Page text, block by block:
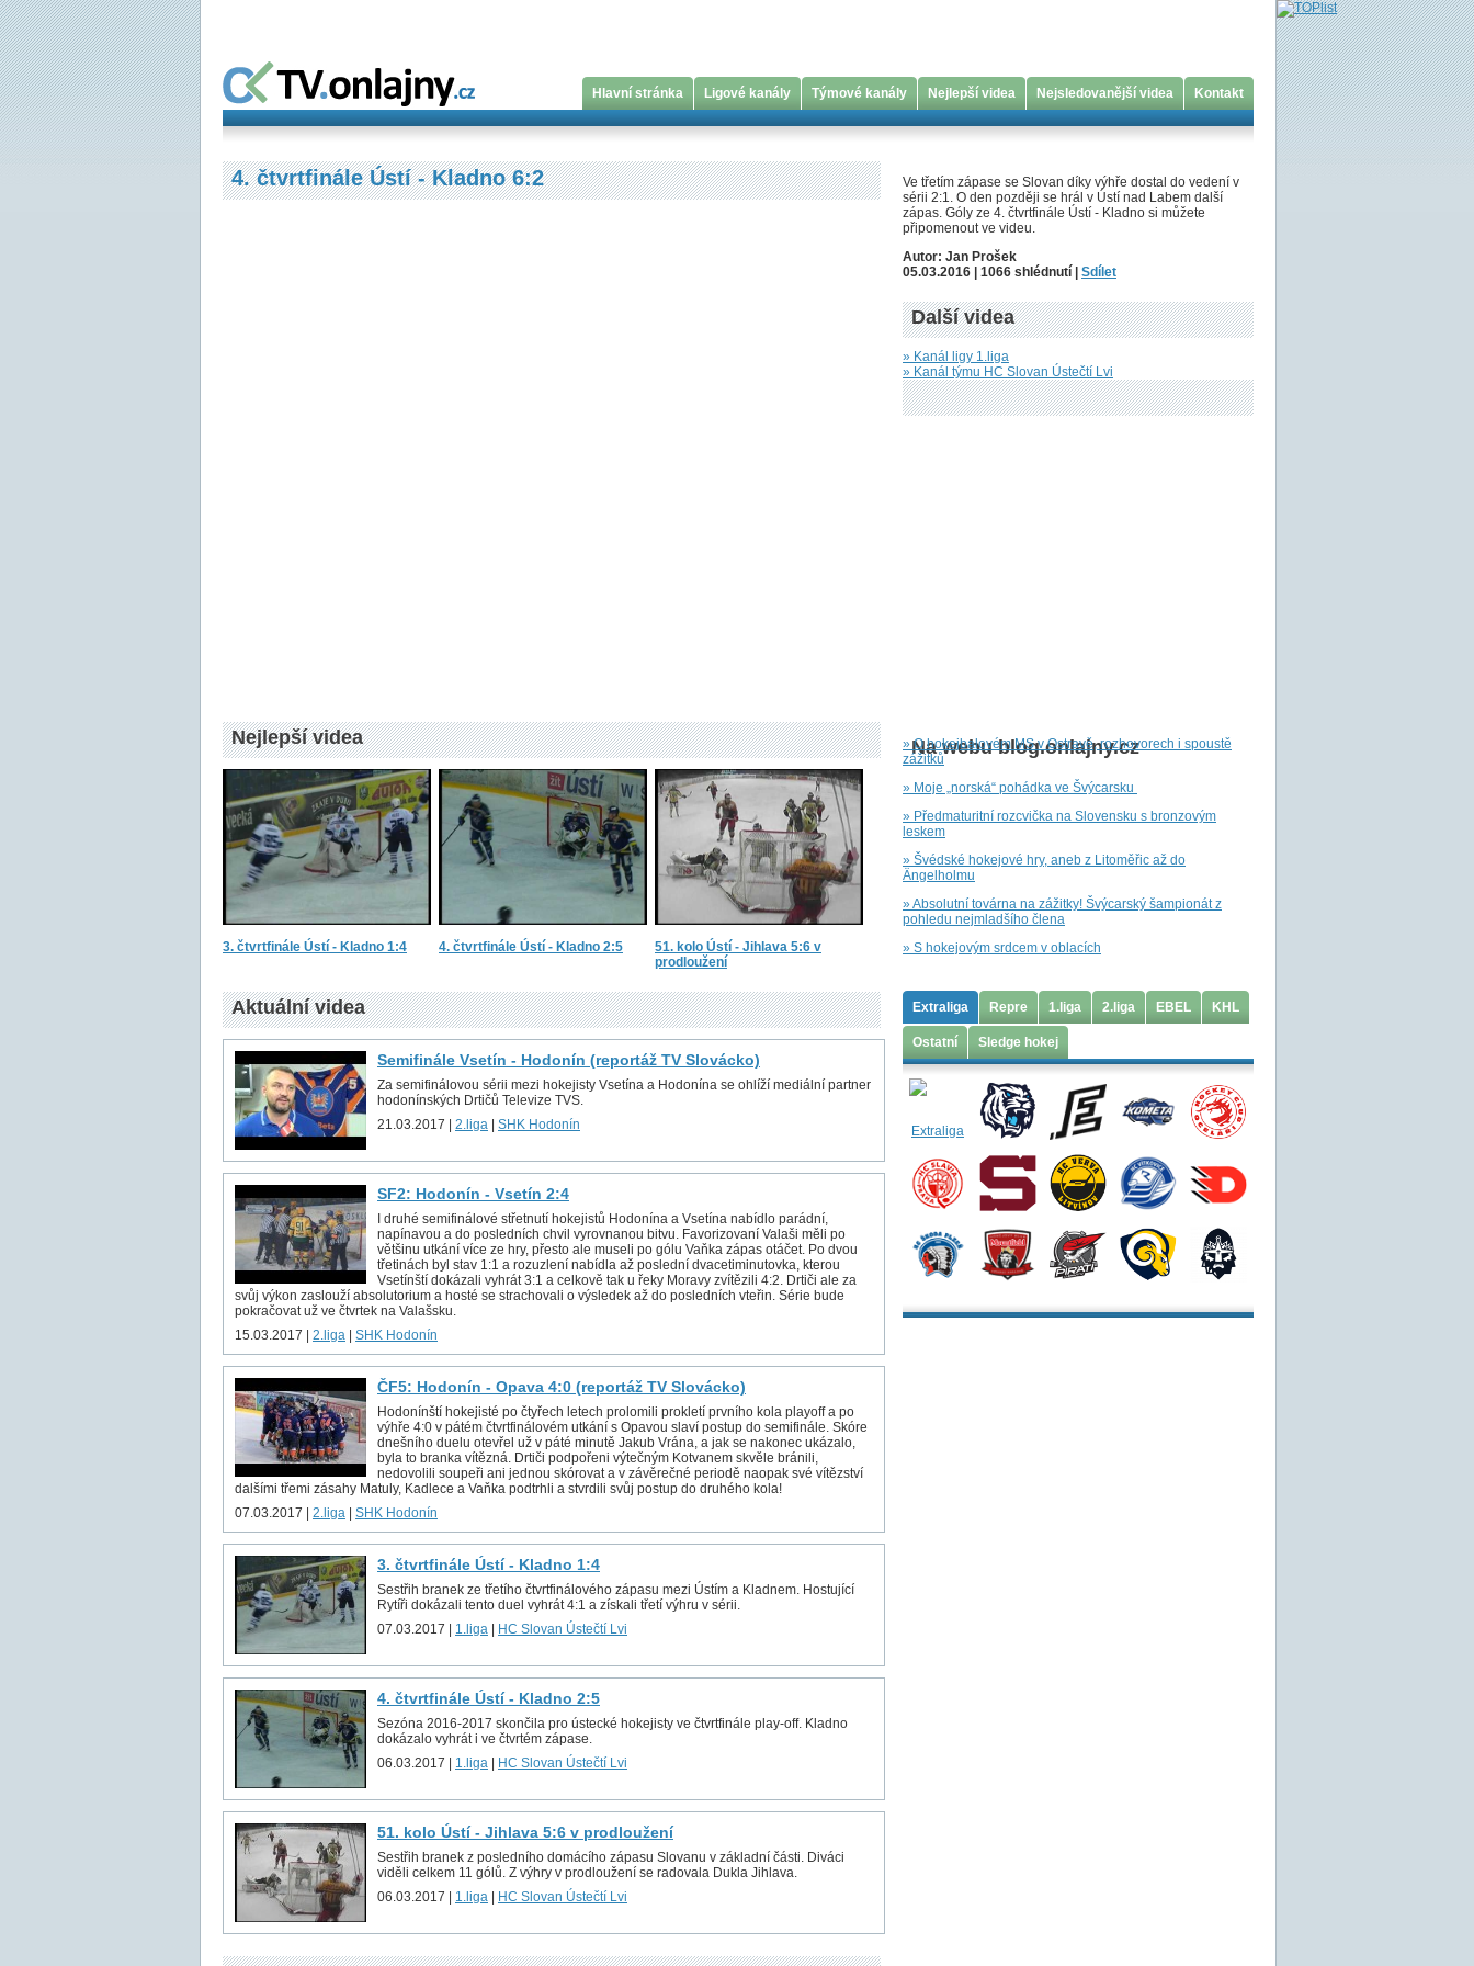
Hlavní stránka Ligové kanály Týmové kanály Nejlepší videa Nejsledovanější videa Kontakt
4. čtvrtfinále Ústí - Kladno 6:2
Nejlepší videa
3. čtvrtfinále Ústí - Kladno 1:4 4. čtvrtfinále Ústí - Kladno 2:5
51. kolo Ústí - Jihlava 5:6 v
prodloužení
Aktuální videa
Semifinále Vsetín - Hodonín (reportáž TV Slovácko)
Za semifinálovou sérii mezi hokejisty Vsetína a Hodonína se ohlíží mediální partner
hodonínských Drtičů Televize TVS.
21.03.2017 | 2.liga SHK Hodonín
SF2: Hodonín - Vsetín 2:4
I druhé semifinálové střetnutí hokejistů Hodonína a Vsetína nabídlo parádní,
napínavou a do posledních chvil vyrovnanou bitvu. Favorizovaní Valaši měli po
většinu utkání více ze hry, přesto ale museli po gólu Vaňka zápas otáčet. Po dvou
třetinách byl stav 1:1 a rozuzlení nabídla až poslední dvacetiminutovka, kterou
Vsetínští dokázali vyhrát 3:1 a celkově tak u řeky Moravy zvítězili 4:2. Drtiči ale za
svůj výkon zaslouží absolutorium a hosté se strachovali o výsledek až do posledních vteřin. Série bude
pokračovat už ve čtvrtek na Valašsku.
15.03.2017 | 2.liga SHK Hodonín
ČF5: Hodonín - Opava 4:0 (reportáž TV Slovácko)
Hodonínští hokejisté po čtyřech letech prolomili prokletí prvního kola playoff a po
výhře 4:0 v pátém čtvrtfinálovém utkání s Opavou slaví postup do semifinále. Skóre
dnešního duelu otevřel už v páté minutě Jakub Vrána, a jak se nakonec ukázalo,
byla to branka vítězná. Drtiči podpořeni výtečným Kotvanem skvěle bránili,
nedovolili soupeři ani jednou skórovat a v závěrečné periodě naopak své vítězství
dalšími třemi zásahy Matuly, Kadlece a Vaňka podtrhli a stvrdili svůj postup do druhého kola!
07.03.2017 | 2.liga SHK Hodonín
3. čtvrtfinále Ústí - Kladno 1:4
Sestřih branek ze třetího čtvrtfinálového zápasu mezi Ústím a Kladnem. Hostující
Rytíři dokázali tento duel vyhrát 4:1 a získali třetí výhru v sérii.
07.03.2017 | 1.liga HC Slovan Ústečtí Lvi
4. čtvrtfinále Ústí - Kladno 2:5
Sezóna 2016-2017 skončila pro ústecké hokejisty ve čtvrtfinále play-off. Kladno
dokázalo vyhrát i ve čtvrtém zápase.
06.03.2017 | 1.liga HC Slovan Ústečtí Lvi
51. kolo Ústí - Jihlava 5:6 v prodloužení
Sestřih branek z posledního domácího zápasu Slovanu v základní části. Diváci
viděli celkem 11 gólů. Z výhry v prodloužení se radovala Dukla Jihlava.
06.03.2017 | 1.liga HC Slovan Ústečtí Lvi
Ve třetím zápase se Slovan díky výhře dostal do vedení v
sérii 2:1. O den později se hrál v Ústí nad Labem další
zápas. Góly ze 4. čtvrtfinále Ústí - Kladno si můžete
připomenout ve videu.
Autor: Jan Prošek
05.03.2016 | 1066 shlédnutí | Sdílet
Další videa
» Kanál ligy 1.liga
» Kanál týmu HC Slovan Ústečtí Lvi
Na webu blog.onlajny.cz
» O hokejbalovém MS v Ostravě, rozhovorech i spoustě
zážitků
» Moje „norská“ pohádka ve Švýcarsku
» Předmaturitní rozcvička na Slovensku s bronzovým
leskem
» Švédské hokejové hry, aneb z Litoměřic až do
Ängelholmu
» Absolutní továrna na zážitky! Švýcarský šampionát z
pohledu nejmladšího člena
» S hokejovým srdcem v oblacích
Extraliga Repre 1.liga 2.liga EBEL KHL
Ostatní Sledge hokej